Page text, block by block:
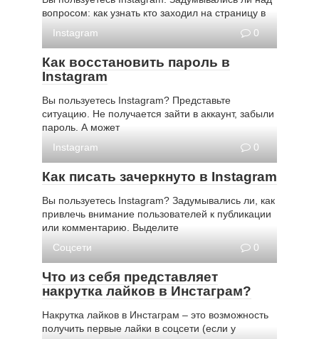
вопросом: как узнать кто заходил на страницу в
Instagram
0
Как восстановить пароль в
Instagram
Вы пользуетесь Instagram? Представьте
ситуацию. Не получается зайти в аккаунт, забыли
пароль. А может
Instagram
0
Как писать зачеркнуто в Instagram
Вы пользуетесь Instagram? Задумывались ли, как
привлечь внимание пользователей к публикации
или комментарию. Выделите
Соцсети
0
Что из себя представляет
накрутка лайков в Инстаграм?
Накрутка лайков в Инстаграм – это возможность
получить первые лайки в соцсети (если у